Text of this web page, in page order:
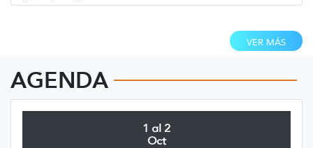
VER MÁS
AGENDA
1 al 2
Oct